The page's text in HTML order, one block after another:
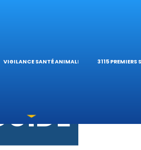
DU
VIGILANCE SANTÉ ANIMALE 3115 PREMIERS